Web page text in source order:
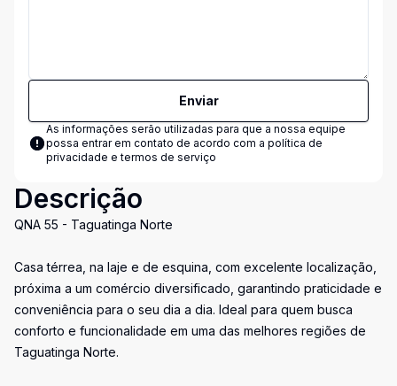
Enviar
As informações serão utilizadas para que a nossa equipe
possa entrar em contato de acordo com a política de
privacidade e termos de serviço
Descrição
QNA 55 - Taguatinga Norte
Casa térrea, na laje e de esquina, com excelente localização,
próxima a um comércio diversificado, garantindo praticidade e
conveniência para o seu dia a dia. Ideal para quem busca
conforto e funcionalidade em uma das melhores regiões de
Taguatinga Norte.